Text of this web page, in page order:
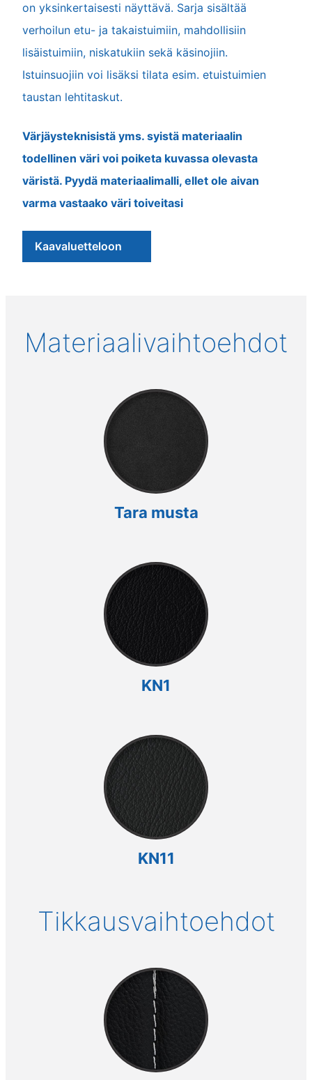
on yksinkertaisesti näyttävä. Sarja sisältää
verhoilun etu- ja takaistuimiin, mahdollisiin
lisäistuimiin, niskatukiin sekä käsinojiin.
Istuinsuojiin voi lisäksi tilata esim. etuistuimien
taustan lehtitaskut.
Värjäysteknisistä yms. syistä materiaalin
todellinen väri voi poiketa kuvassa olevasta
väristä. Pyydä materiaalimalli, ellet ole aivan
varma vastaako väri toiveitasi
Kaavaluetteloon
Materiaalivaihtoehdot
Tara musta
KN1
KN11
Tikkausvaihtoehdot